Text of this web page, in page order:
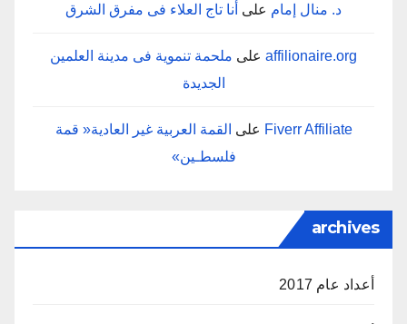
د. منال إمام على أنا‭ ‬تاج‭ ‬العلاء‭ ‬فى‭ ‬مفرق‭ ‬الشرق
affilionaire.org على
‬الجديدة
Fiverr Affiliate على
‬فلسطـين‮»‬
archives
أعداد عام 2017